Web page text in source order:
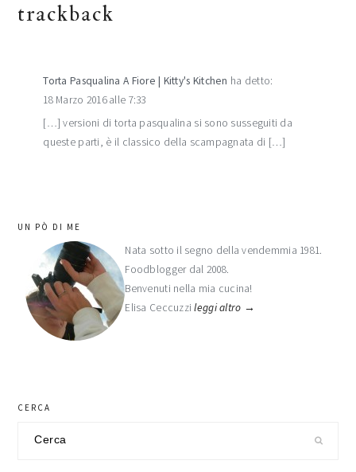
trackback
Torta Pasqualina A Fiore | Kitty's Kitchen ha detto:
18 Marzo 2016 alle 7:33
[…] versioni di torta pasqualina si sono susseguiti da
queste parti, è il classico della scampagnata di […]
barra
laterale
primaria
UN PÒ DI ME
Nata sotto il segno della vendemmia 1981.
Foodblogger dal 2008.
Benvenuti nella mia cucina!
Elisa Ceccuzzileggi altro →
CERCA